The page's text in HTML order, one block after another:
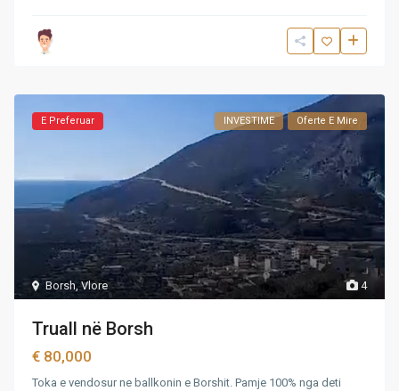
4
Borsh,Vlore
E Preferuar INVESTIME Oferte E Mire
Truall në Borsh
€ 80,000
Toka e vendosur ne ballkonin e Borshit. Pamje 100% nga deti